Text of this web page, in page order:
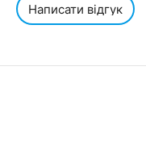
Написати відгук